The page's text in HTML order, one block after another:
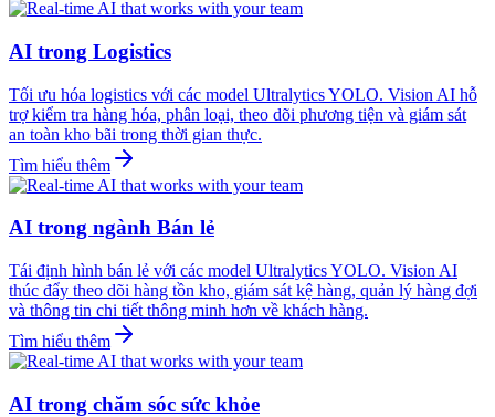
AI trong Logistics
Tối ưu hóa logistics với các model Ultralytics YOLO. Vision AI hỗ
trợ kiểm tra hàng hóa, phân loại, theo dõi phương tiện và giám sát
an toàn kho bãi trong thời gian thực.
Tìm hiểu thêm
AI trong ngành Bán lẻ
Tái định hình bán lẻ với các model Ultralytics YOLO. Vision AI
thúc đẩy theo dõi hàng tồn kho, giám sát kệ hàng, quản lý hàng đợi
và thông tin chi tiết thông minh hơn về khách hàng.
Tìm hiểu thêm
AI trong chăm sóc sức khỏe